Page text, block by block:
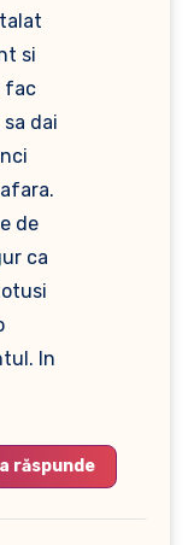
si
fac
dai
de
ca
In
răspunde